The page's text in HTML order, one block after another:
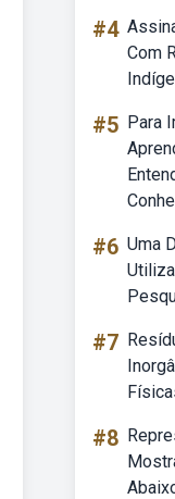
#4
Com
#5 Para
#6 Uma
#7
#8